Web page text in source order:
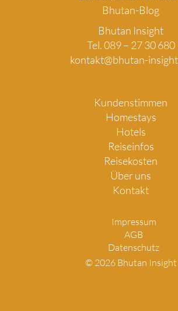
Bhutan-Blog
Bhutan Insight
Tel. 089 – 27 30 680
kontakt@bhutan-
Kundenstimmen
Homestays
Hotels
Reiseinfos
Reisekosten
Über uns
Kontakt
Impressum
AGB
Datenschutz
© 2026 Bhutan Insight